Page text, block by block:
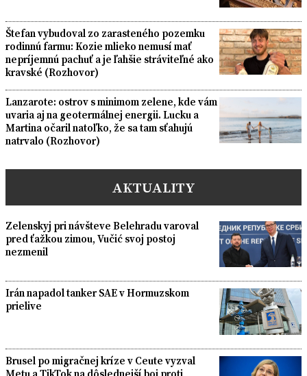
Štefan vybudoval zo zarasteného pozemku
rodinnú farmu: Kozie mlieko nemusí mať
nepríjemnú pachuť a je ľahšie stráviteľné ako
kravské (Rozhovor)
Lanzarote: ostrov s minimom zelene, kde vám
uvaria aj na geotermálnej energii. Lucku a
Martina očaril natoľko, že sa tam sťahujú
natrvalo (Rozhovor)
AKTUALITY
Zelenskyj pri návšteve Belehradu varoval
pred ťažkou zimou, Vučić svoj postoj
nezmenil
Irán napadol tanker SAE v Hormuzskom
prielive
Brusel po migračnej kríze v Ceute vyzval